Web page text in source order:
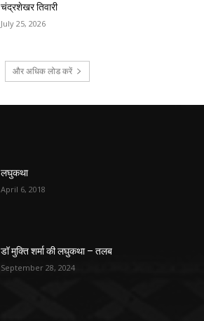
चंद्रशेखर तिवारी
July 25, 2026
और अधिक लोड करें
लघुकथा
April 6, 2018
डॉ मुक्ति शर्मा की लघुकथा – तलब
September 28, 2024